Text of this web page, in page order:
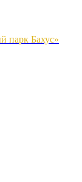
парк Бахус»